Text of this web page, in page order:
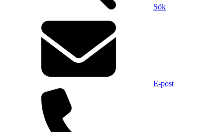
Sök
E-post